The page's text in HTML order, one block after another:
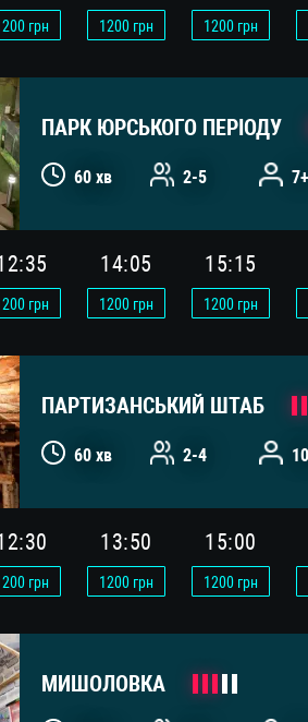
грн 1200 грн 1200 грн
ПАРК ЮРСЬКОГО ПЕРІОДУ
60 хв 2-5 7+
грн
14:05
1200 грн
15:15
1200 грн
ПАРТИЗАНСЬКИЙ ШТАБ
60 хв 2-4
грн
13:50
1200 грн
15:00
1200 грн
МИШОЛОВКА